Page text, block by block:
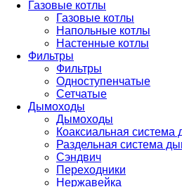
Газовые котлы
Газовые котлы
Напольные котлы
Настенные котлы
Фильтры
Фильтры
Одноступенчатые
Сетчатые
Дымоходы
Дымоходы
Коаксиальная система
Раздельная система
Сэндвич
Переходники
Нержавейка